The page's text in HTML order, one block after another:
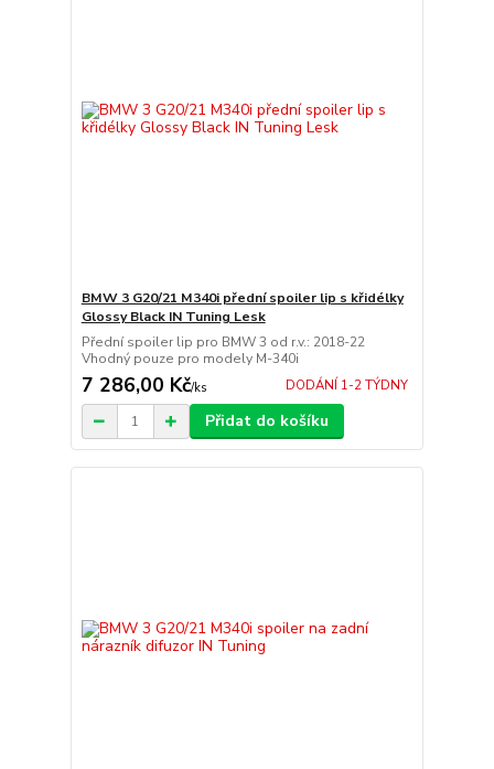
BMW 3 G20/21 M340i přední spoiler lip s křidélky
Glossy Black IN Tuning Lesk
Přední spoiler lip pro BMW 3 od r.v.: 2018-22
Vhodný pouze pro modely M-340i
7 286,00 Kč/ks DODÁNÍ 1-2 TÝDNY
Přidat do košíku